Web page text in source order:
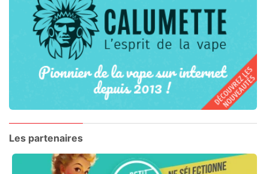
Les partenaires